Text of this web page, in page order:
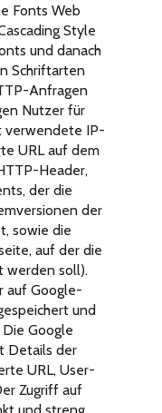
Fonts Web
Style
und danach
Schriftarten
Anfragen
Nutzer für
verwendete IP-
URL auf dem
Header,
der die
der
sowie die
auf der die
werden soll).
auf Google-
und
Google
Details der
URL, User-
Zugriff auf